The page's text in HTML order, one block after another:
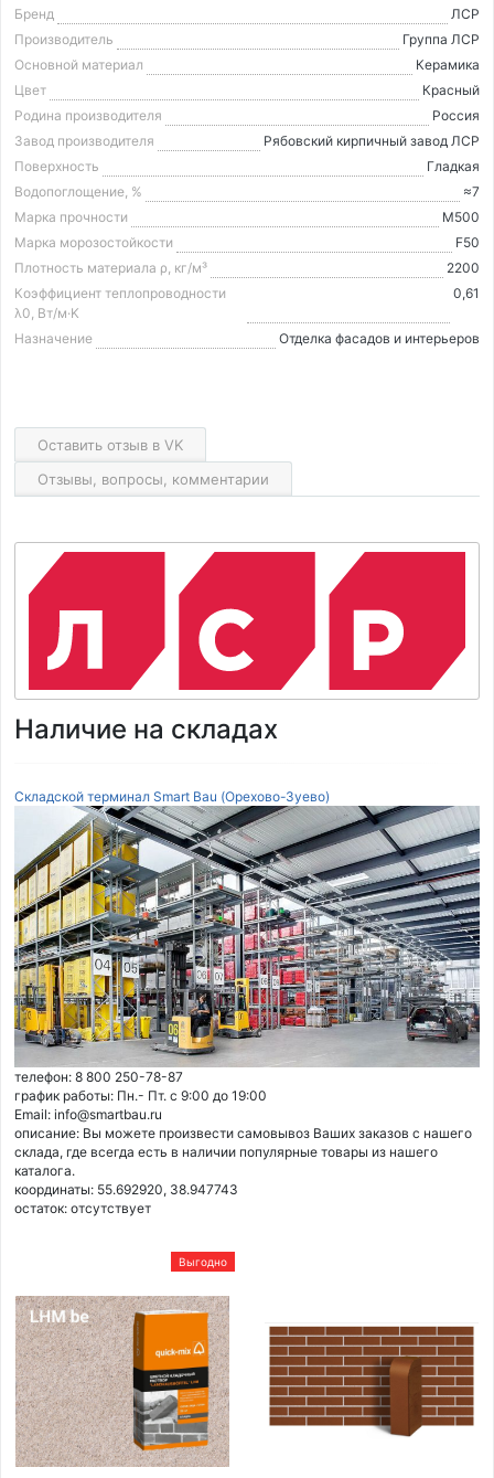
Бренд
ЛСР
Производитель
Группа ЛСР
Основной материал
Керамика
Цвет
Красный
Родина производителя
Россия
Завод производителя
Рябовский кирпичный завод ЛСР
Поверхность
Гладкая
Водопоглощение, %
≈7
Марка прочности
М500
Марка морозостойкости
F50
Плотность материала ρ, кг/м³
2200
Коэффициент теплопроводности
λ0, Вт/м·K
0,61
Назначение Отделка фасадов и интерьеров
Оставить отзыв в VK
Отзывы, вопросы, комментарии
Наличие на складах
Складской терминал Smart Bau (Орехово-Зуево)
телефон: 8 800 250-78-87
график работы: Пн.- Пт. с 9:00 до 19:00
Email: info@smartbau.ru
описание: Вы можете произвести самовывоз Ваших заказов с нашего
склада, где всегда есть в наличии популярные товары из нашего
каталога.
координаты: 55.692920, 38.947743
остаток: отсутствует
Выгодно